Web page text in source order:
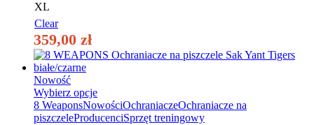
XL
Clear
359,00 zł
Nowość
Wybierz opcjeTen
produkt
ma
8 WeaponsNowościOchraniaczeOchraniacze na
piszczeleProducenciSprzęt treningowy